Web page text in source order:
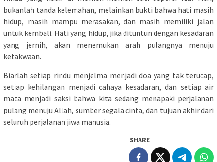
bukanlah tanda kelemahan, melainkan bukti bahwa hati masih
hidup, masih mampu merasakan, dan masih memiliki jalan
untuk kembali. Hati yang hidup, jika dituntun dengan kesadaran
yang jernih, akan menemukan arah pulangnya menuju
ketakwaan.
Biarlah setiap rindu menjelma menjadi doa yang tak terucap,
setiap kehilangan menjadi cahaya kesadaran, dan setiap air
mata menjadi saksi bahwa kita sedang menapaki perjalanan
pulang menuju Allah, sumber segala cinta, dan tujuan akhir dari
seluruh perjalanan jiwa manusia.
SHARE